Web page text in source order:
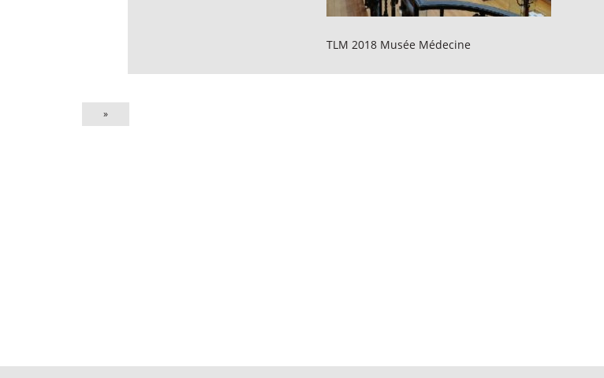
TLM 2018 Musée Médecine
»